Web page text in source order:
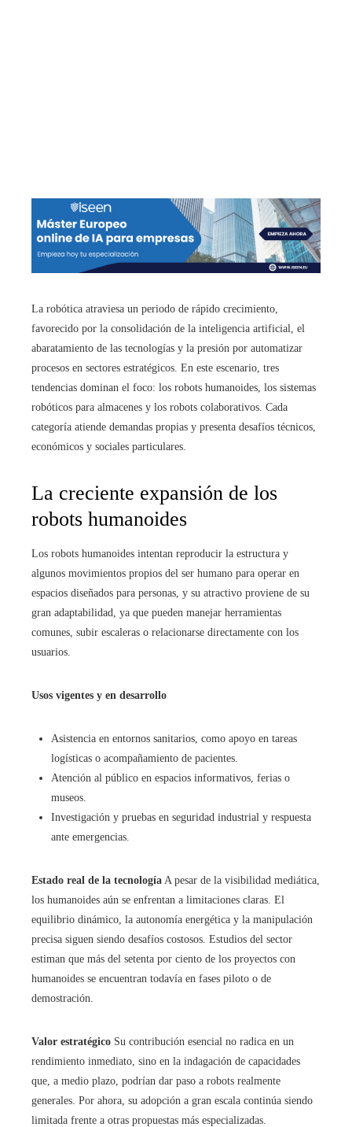
La robótica atraviesa un periodo de rápido crecimiento,
favorecido por la consolidación de la inteligencia artificial, el
abaratamiento de las tecnologías y la presión por automatizar
procesos en sectores estratégicos. En este escenario, tres
tendencias dominan el foco: los robots humanoides, los sistemas
robóticos para almacenes y los robots colaborativos. Cada
categoría atiende demandas propias y presenta desafíos técnicos,
económicos y sociales particulares.
La creciente expansión de los
robots humanoides
Los robots humanoides intentan reproducir la estructura y
algunos movimientos propios del ser humano para operar en
espacios diseñados para personas, y su atractivo proviene de su
gran adaptabilidad, ya que pueden manejar herramientas
comunes, subir escaleras o relacionarse directamente con los
usuarios.
Usos vigentes y en desarrollo
Asistencia en entornos sanitarios, como apoyo en tareas
logísticas o acompañamiento de pacientes.
Atención al público en espacios informativos, ferias o
museos.
Investigación y pruebas en seguridad industrial y respuesta
ante emergencias.
Estado real de la tecnología A pesar de la visibilidad mediática,
los humanoides aún se enfrentan a limitaciones claras. El
equilibrio dinámico, la autonomía energética y la manipulación
precisa siguen siendo desafíos costosos. Estudios del sector
estiman que más del setenta por ciento de los proyectos con
humanoides se encuentran todavía en fases piloto o de
demostración.
Valor estratégico Su contribución esencial no radica en un
rendimiento inmediato, sino en la indagación de capacidades
que, a medio plazo, podrían dar paso a robots realmente
generales. Por ahora, su adopción a gran escala continúa siendo
limitada frente a otras propuestas más especializadas.